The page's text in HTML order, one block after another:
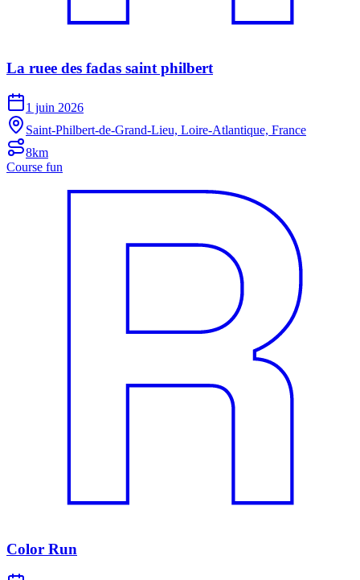
La ruee des fadas saint philbert
1 juin 2026
Saint-Philbert-de-Grand-Lieu, Loire-Atlantique, France
8km
Course fun
Color Run